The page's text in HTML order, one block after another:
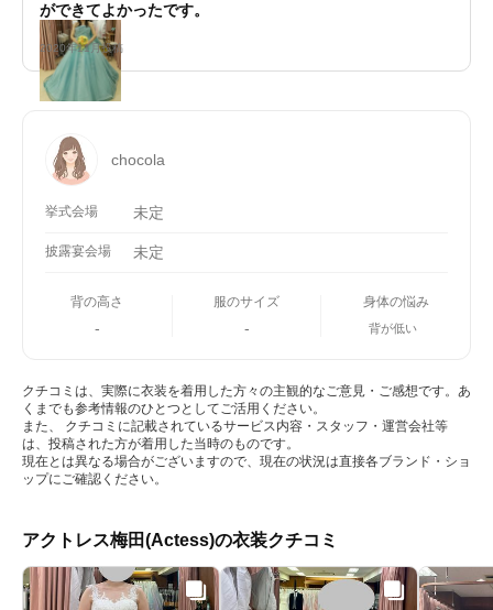
ができてよかったです。
2020年11月投稿
chocola
挙式会場 未定
披露宴会場 未定
背の高さ
-
服のサイズ
-
身体の悩み
背が低い
クチコミは、実際に衣装を着用した方々の主観的なご意見・ご感想です。あ
くまでも参考情報のひとつとしてご活用ください。
また、 クチコミに記載されているサービス内容・スタッフ・運営会社等
は、投稿された方が着用した当時のものです。
現在とは異なる場合がございますので、現在の状況は直接各ブランド・ショ
ップにご確認ください。
アクトレス梅田(Actess)の衣装クチコミ